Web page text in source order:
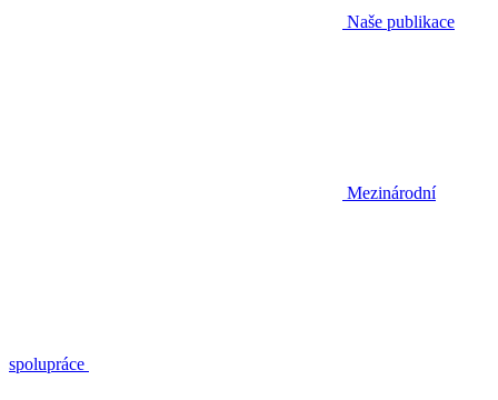
Naše publikace
Mezinárodní
spolupráce